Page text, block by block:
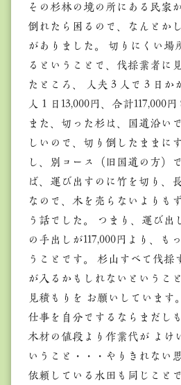
その杉林の境の所にある民家
倒れたら困るので、なんとか
がありました。 切りにくい場
るということで、伐採業者に
たところ、 人夫３人で３日か
人１日13,000円、合計117,000
また、切った杉は、国道沿い
しいので、切り倒したままに
し、別コース（旧国道の方）
ば、運び出すのに竹を切り、
なので、木を売らないよりも
う話でした。 つまり、運び出
の手出しが117,000円より、も
うことです。 杉山すべて伐採
が入るかもしれないというこ
見積もりを お願いしています
仕事を自分でするならまだし
木材の値段より作業代が よけ
いうこと・・・やりきれない
依頼している水田も同じこと